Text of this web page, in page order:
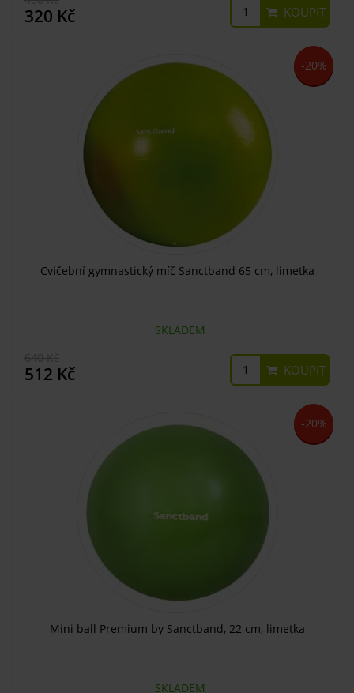
320 Kč KOUPIT
-20%
Cvičební gymnastický míč Sanctband 65 cm, limetka
SKLADEM
512 Kč KOUPIT
-20%
Mini ball Premium by Sanctband, 22 cm, limetka
SKLADEM